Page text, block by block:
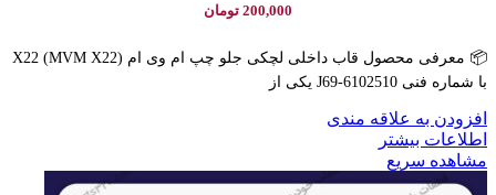
200,000 تومان
📦 معرفی محصول قاب داخلی لچکی جلو چپ ام وی ام X22 (MVM X22)
با شماره فنی J69-6102510 یکی از
افزودن به علاقه مندی
اطلاعات بیشتر
مشاهده سریع